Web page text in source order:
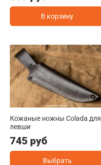
В корзину
Кожаные ножны Colada для
левши
745 руб
Выбрать